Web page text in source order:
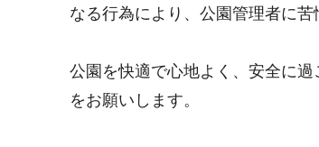
なる行為により、公園管理者に苦
公園を快適で心地よく、安全に
をお願いします。